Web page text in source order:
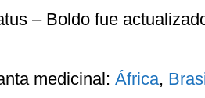
– Boldo fue
medicinal: África,